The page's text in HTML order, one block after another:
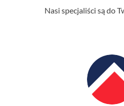
Nasi specjaliści są do